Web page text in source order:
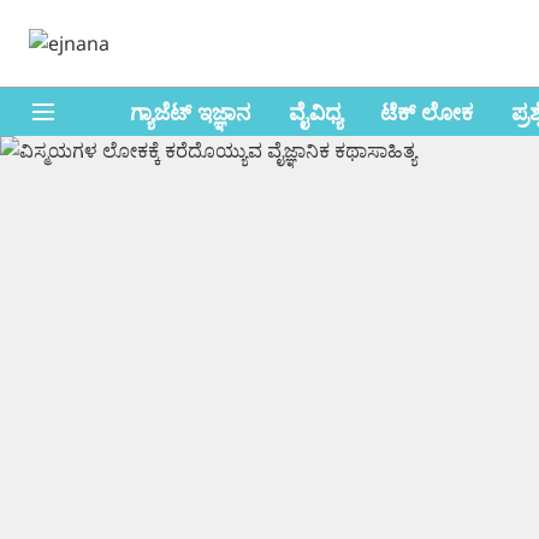
ಗ್ಯಾಜೆಟ್ ಇಜ್ಞಾನ ವೈವಿಧ್ಯ ಟೆಕ್ ಲೋಕ